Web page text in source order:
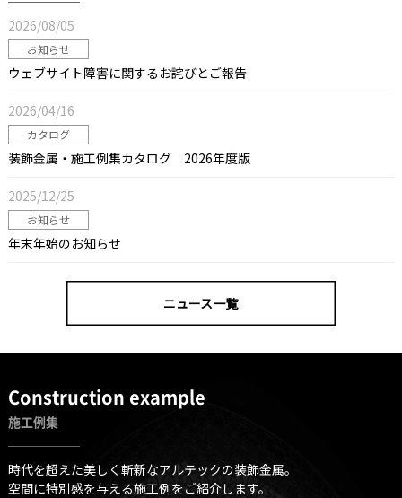
2026/08/05
お知らせ
ウェブサイト障害に関するお詫びとご報告
2026/04/16
カタログ
装飾金属・施工例集カタログ 2026年度版
2025/12/25
お知らせ
年末年始のお知らせ
ニュース一覧
Construction example
施工例集
時代を超えた美しく斬新なアルテックの装飾金属。
空間に特別感を与える施工例をご紹介します。